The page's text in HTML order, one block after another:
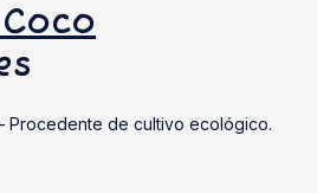
Procedente de cultivo ecológico.